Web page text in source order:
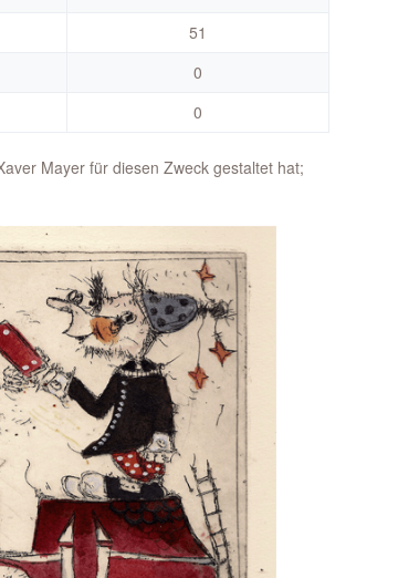
51
0
0
Mayer für diesen Zweck gestaltet hat;